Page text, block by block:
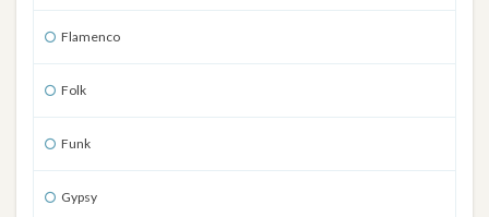
Flamenco
Folk
Funk
Gypsy